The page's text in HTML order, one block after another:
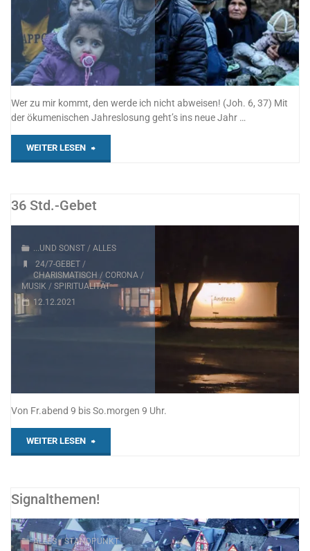
Wer zu mir kommt, den werde ich nicht abweisen! (Joh. 6, 37) Mit
der ökumenischen Jahreslosung geht’s ins neue Jahr …
WEITER LESEN "…
abweisen!"
36 Std.-Gebet
...UND SONST / ALLES
24/7-GEBET/
CHARISMATISCH / CORONA /
MUSIK / SPIRITUALITÄT
12.12.2021
Von Fr.abend 9 bis So.morgen 9 Uhr.
WEITER LESEN "36
Gebet"
Signalthemen!
ALLES / STANDPUNKT